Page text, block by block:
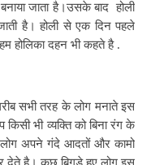
जाता है।उसके बाद होली
है। होली से एक दिन पहले
होलिका दहन भी कहते है .
सभी तरह के लोग मनाते इस
भी व्यक्ति को बिना रंग के
अपने गंदे आदतों और कामो